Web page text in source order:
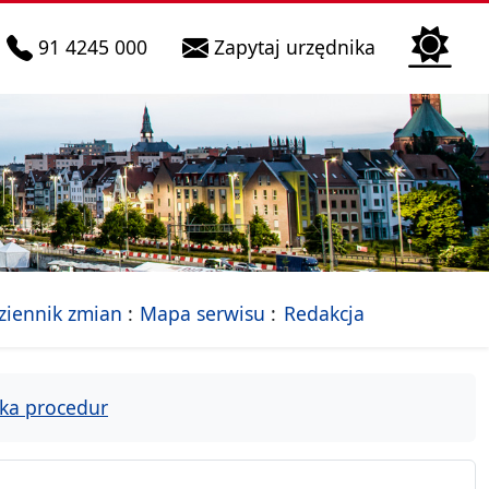
telefon do infolinii:
91 4245 000 Zapytaj urzędnika Biura
strona Miasta Szczecin
zmian Mapa serwisu - drzewko rozdziałów
Redakcja
procedur